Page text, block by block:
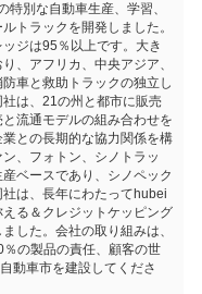
別な自動車生産、学習、
トラックを開発しました。
ジは95％以上です。大き
、アフリカ、中央アジア、
車と救助トラックの独立し
は、21の州と都市に販売
流通モデルの組み合わせを
との長期的な協力関係を構
、フォトン、シノトラッ
ベースであり、シノペック
は、長年にわたってhubei
る＆クレジットケッピング
した。会社の取り組みは、
の製品の責任、顧客の世
動車市を建設してくださ